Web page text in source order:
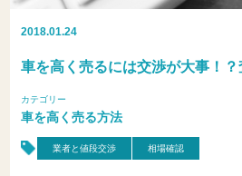
2018.01.24
車を高く売るには交渉が大事！
カテゴリー
車を高く売る方法
業者と値段交渉 相場確認